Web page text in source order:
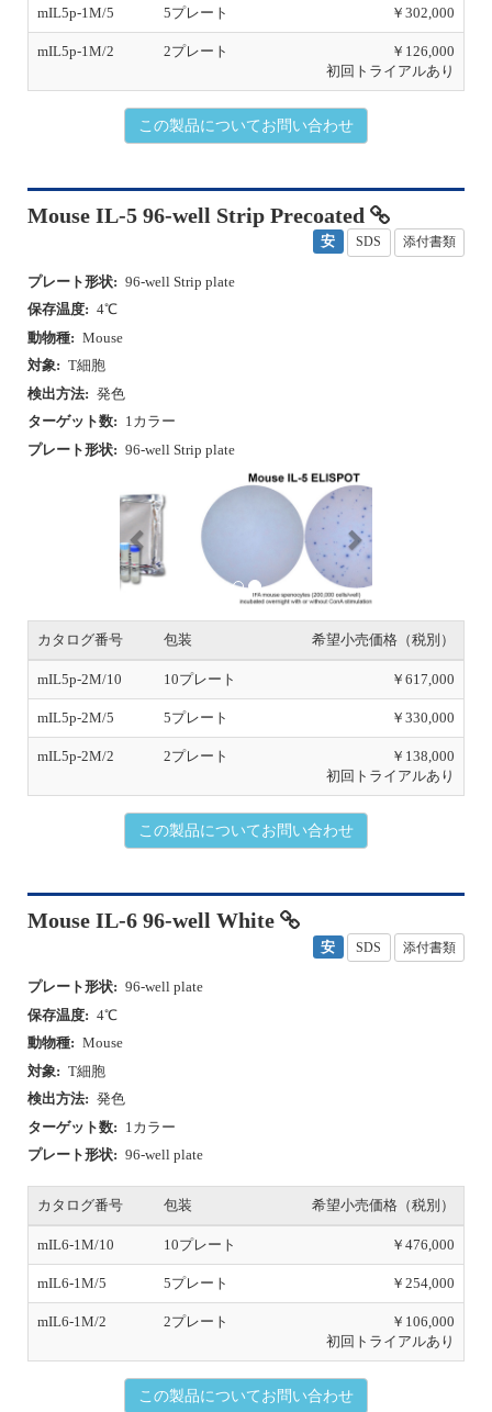
mIL5p-1M/5 5プレート ￥302,000
mIL5p-1M/2 2プレート
￥126,000
初回トライアルあり
この製品についてお問い合わせ
Mouse IL-5 96-well Strip Precoated
安 SDS 添付書類
プレート形状: 96-well Strip plate
保存温度: 4℃
動物種: Mouse
対象: T細胞
検出方法: 発色
ターゲット数: 1カラー
プレート形状: 96-well Strip plate
r
e
v
i
o
s
N
e
x
t
カタログ番号 包装 希望小売価格（税別）
mIL5p-2M/10 10プレート ￥617,000
mIL5p-2M/5 5プレート ￥330,000
mIL5p-2M/2 2プレート
￥138,000
初回トライアルあり
この製品についてお問い合わせ
Mouse IL-6 96-well White
安 SDS 添付書類
プレート形状: 96-well plate
保存温度: 4℃
動物種: Mouse
対象: T細胞
検出方法: 発色
ターゲット数: 1カラー
プレート形状: 96-well plate
カタログ番号 包装 希望小売価格（税別）
mIL6-1M/10 10プレート ￥476,000
mIL6-1M/5 5プレート ￥254,000
mIL6-1M/2 2プレート
￥106,000
初回トライアルあり
この製品についてお問い合わせ